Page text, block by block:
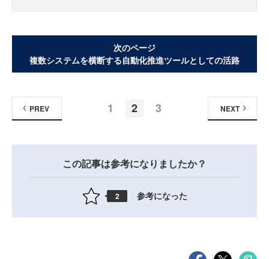
次のページ
複数システムを横断する自動化推進ツールとしての活路
1 2 3
PREV NEXT
この記事は参考になりましたか？
2 参考になった